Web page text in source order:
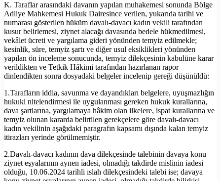
K. Taraflar arasındaki davanın yapılan muhakemesi sonunda Bölge
Adliye Mahkemesi Hukuk Dairesince verilen, yukarıda tarihi ve
numarası gösterilen hüküm davalı-davacı kadın vekili tarafından
kusur belirlemesi, ziynet alacağı davasında bedele hükmedilmesi,
vekâlet ücreti ve yargılama gideri yönünden temyiz edilmekle;
kesinlik, süre, temyiz şartı ve diğer usul eksiklikleri yönünden
yapılan ön inceleme sonucunda, temyiz dilekçesinin kabulüne karar
verildikten ve Tetkik Hâkimi tarafından hazırlanan rapor
dinlendikten sonra dosyadaki belgeler incelenip gereği düşünüldü:
1.Tarafların iddia, savunma ve dayandıkları belgelere, uyuşmazlığın
hukuki nitelendirmesi ile uygulanması gereken hukuk kurallarına,
dava şartlarına, yargılamaya hâkim olan ilkelere, ispat kurallarına ve
temyiz olunan kararda belirtilen gerekçelere göre davalı-davacı
kadın vekilinin aşağıdaki paragrafın kapsamı dışında kalan temyiz
itirazları yerinde görülmemiştir.
2.Davalı-davacı kadının dava dilekçesinde talebinin davaya konu
ziynet eşyalarının aynen iadesi, olmadığı takdirde mislinin iadesi
olduğu, 10.06.2024 tarihli ıslah dilekçesindeki talebi ise; davaya